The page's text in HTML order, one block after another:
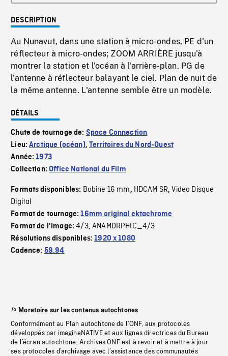
DESCRIPTION
Au Nunavut, dans une station à micro-ondes, PE d'un
réflecteur à micro-ondes; ZOOM ARRIÈRE jusqu'à
montrer la station et l'océan à l'arrière-plan. PG de
l'antenne à réflecteur balayant le ciel. Plan de nuit de
la même antenne. L'antenne semble être un modèle.
DÉTAILS
Chute de tournage de: Space Connection
Lieu:Arctique (océan),Territoires du Nord-Ouest
Année:1973
Collection:Office National du Film
Formats disponibles: Bobine 16 mm, HDCAM SR,Video Disque
Digital
Format de tournage:16mm original ektachrome
Format de l'image:4/3,ANAMORPHIC_4/3
Résolutions disponibles:1920 x 1080
Cadence: 59.94
Moratoire sur les contenus autochtones
Conformément au Plan autochtone de l’ONF, aux protocoles
développés par imagineNATIVE et aux lignes directrices du Bureau
de l’écran autochtone, Archives ONF est à revoir et à mettre à jour
ses protocoles d’archivage avec l’assistance des communautés